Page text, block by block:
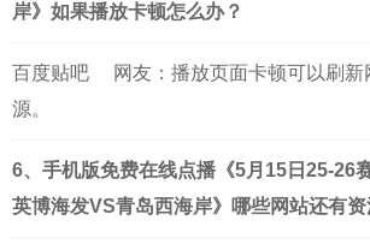
岸》如果播放卡顿怎么办？
百度贴吧
网友：播放页面卡顿可以刷
源。
6、手机版免费在线点播《5月15日25-26
英博海发VS青岛西海岸》哪些网站还有资